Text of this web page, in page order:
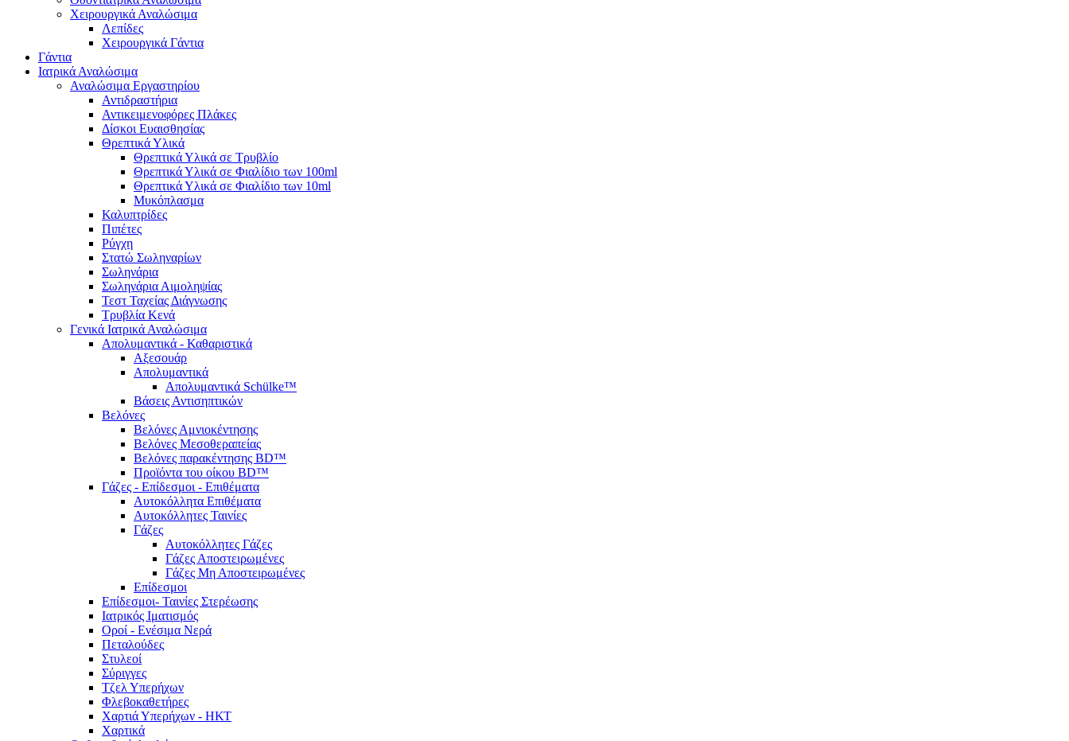
Χειρουργικά Αναλώσιμα
Λεπίδες
Χειρουργικά Γάντια
Γάντια
Ιατρικά Αναλώσιμα
Αναλώσιμα Εργαστηρίου
Αντιδραστήρια
Αντικειμενοφόρες Πλάκες
Δίσκοι Ευαισθησίας
Θρεπτικά Υλικά
Θρεπτικά Υλικά σε Τρυβλίο
Θρεπτικά Υλικά σε Φιαλίδιο των 100ml
Θρεπτικά Υλικά σε Φιαλίδιο των 10ml
Μυκόπλασμα
Καλυπτρίδες
Πιπέτες
Ρύγχη
Στατώ Σωληναρίων
Σωληνάρια
Σωληνάρια Αιμοληψίας
Τεστ Ταχείας Διάγνωσης
Τρυβλία Κενά
Γενικά Ιατρικά Αναλώσιμα
Απολυμαντικά - Καθαριστικά
Αξεσουάρ
Απολυμαντικά
Απολυμαντικά Schülke™
Βάσεις Αντισηπτικών
Βελόνες
Βελόνες Αμνιοκέντησης
Βελόνες Μεσοθεραπείας
Βελόνες παρακέντησης BD™
Προϊόντα του οίκου BD™
Γάζες - Επίδεσμοι - Επιθέματα
Αυτοκόλλητα Επιθέματα
Αυτοκόλλητες Ταινίες
Γάζες
Αυτοκόλλητες Γάζες
Γάζες Αποστειρωμένες
Γάζες Μη Αποστειρωμένες
Επίδεσμοι
Επίδεσμοι- Ταινίες Στερέωσης
Ιατρικός Ιματισμός
Οροί - Ενέσιμα Νερά
Πεταλούδες
Στυλεοί
Σύριγγες
Τζελ Υπερήχων
Φλεβοκαθετήρες
Χαρτιά Υπερήχων - ΗΚΤ
Χαρτικά